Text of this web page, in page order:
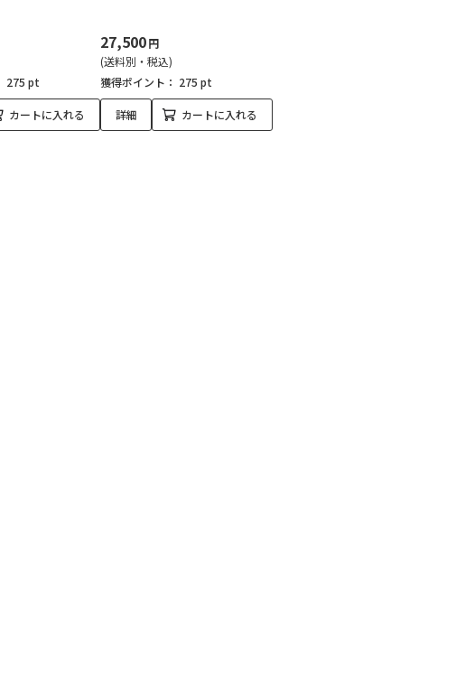
275 pt
カートに入れる
27,500円
(送料別・税込)
獲得ポイント： 275 pt
詳細 カートに入れる